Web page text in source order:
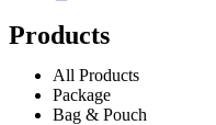
Products
All Products
Package
Bag & Pouch